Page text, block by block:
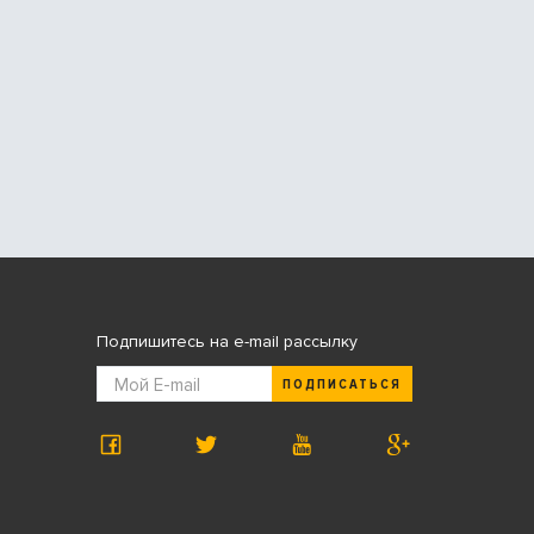
Подпишитесь на e-mail рассылку
ПОДПИСАТЬСЯ